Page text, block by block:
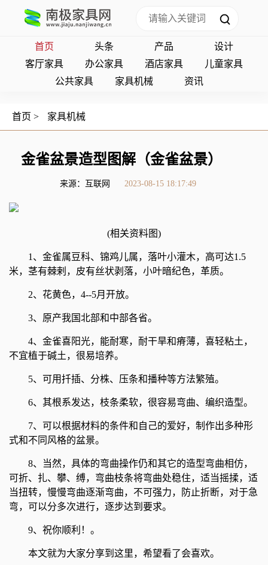
首页 头条 产品
设计
客厅家具
办公家具 酒店家具
儿童家具
公共家具
家具机械 资讯
首页 > 家具机械
金雀盆景造型图解（金雀盆景）
来源：互联网 2023-08-15 18:17:49
(相关资料图)
1、金雀属豆科、锦鸡儿属，落叶小灌木，高可达1.5
米，茎有棘剌，皮有丝状剥落，小叶暗纪色，革质。
2、花黄色，4--5月开放。
3、原产我国北部和中部各省。
4、金雀喜阳光，能耐寒，耐干旱和瘠薄，喜轻粘土，
不宜植于碱土，很易培养。
5、可用扦插、分株、压条和播种等方法繁殖。
6、其根系发达，枝条柔软，很容易弯曲、编织造型。
7、可以根据材料的条件和自己的爱好，制作出多种形
式和不同风格的盆景。
8、当然，具体的弯曲操作仍和其它的造型弯曲相仿，
可折、扎、攀、缚，弯曲枝条将弯曲处稳住，适当摇揉，适
当扭转，慢慢弯曲逐渐弯曲，不可强力，防止折断，对于急
弯，可以分多次进行，逐步达到要求。
9、祝你顺利！。
本文就为大家分享到这里，希望看了会喜欢。